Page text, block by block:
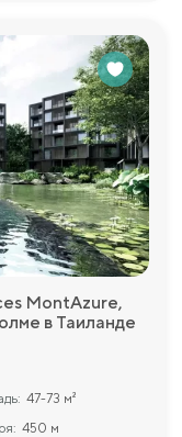
MontAzure,
в Таиланде
47-73 м²
450 м